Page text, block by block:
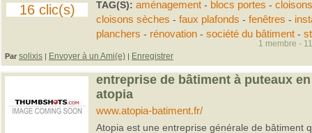
16 clic(s)
TAG(S): aménagement- blocs portes - cloisons
cloisons sèches - faux plafonds - fenêtres -
planchers - rénovation- société du bâtiment-
Par solixis | Envoyer à un Ami(e) | Enregistrer
1 membre -
entreprise de bâtiment à puteaux
atopia
www.atopia-batiment.fr/
Atopia est une entreprise générale de bâtiment